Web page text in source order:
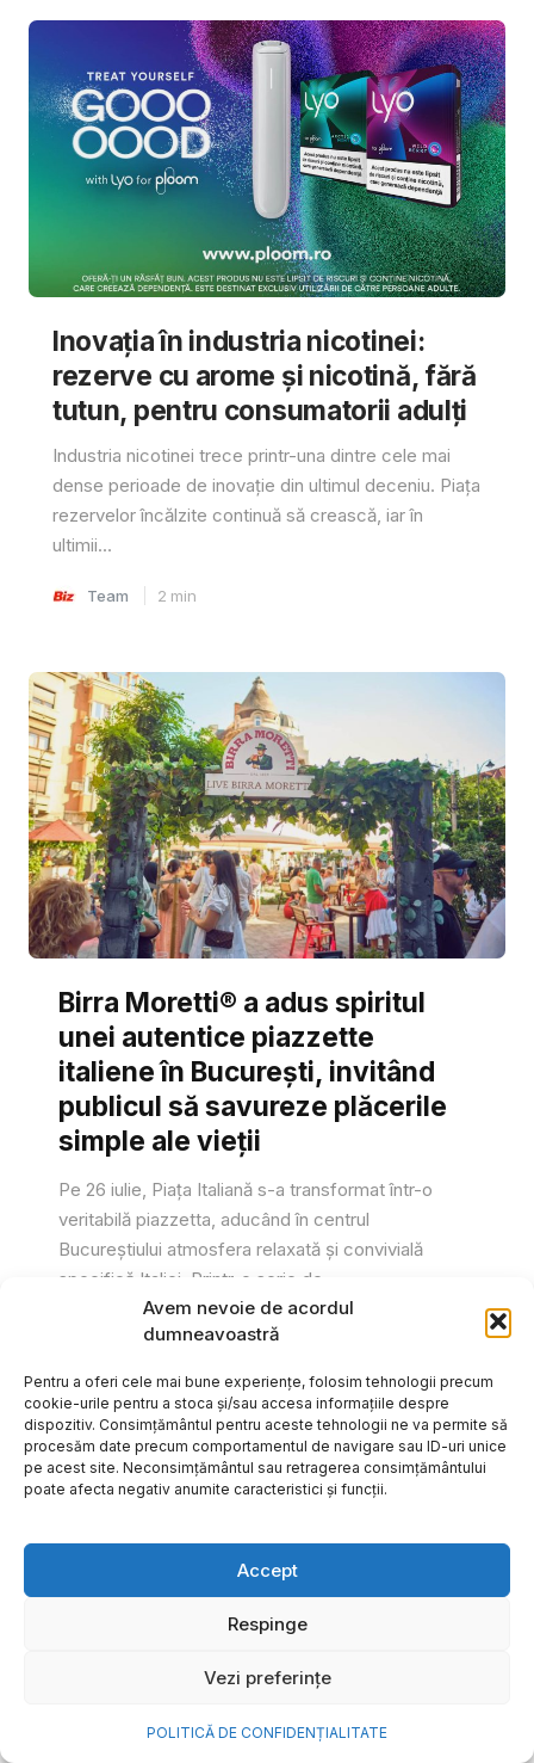
Avem nevoie de acordul
dumneavoastră
Pentru a oferi cele mai bune experiențe, folosim tehnologii precum
cookie-urile pentru a stoca și/sau accesa informațiile despre
dispozitiv. Consimțământul pentru aceste tehnologii ne va permite să
procesăm date precum comportamentul de navigare sau ID-uri unice
pe acest site. Neconsimțământul sau retragerea consimțământului
poate afecta negativ anumite caracteristici și funcții.
Accept
Respinge
Vezi preferințe
POLITICĂ DE CONFIDENȚIALITATE
Inovația în industria nicotinei:
rezerve cu arome și nicotină, fără
tutun, pentru consumatorii adulți
Industria nicotinei trece printr-una dintre cele mai
dense perioade de inovație din ultimul deceniu. Piața
rezervelor încălzite continuă să crească, iar în
ultimii...
Team 2 min
Birra Moretti® a adus spiritul
unei autentice piazzette
italiene în București, invitând
publicul să savureze plăcerile
simple ale vieții
Pe 26 iulie, Piața Italiană s-a transformat într-o
veritabilă piazzetta, aducând în centrul
Bucureștiului atmosfera relaxată și convivială
specifică Italiei. Printr-o serie de...
Gabriel Barliga
frumoase amintiri ale verii într-